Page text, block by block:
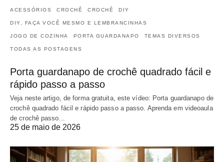
ACESSÓRIOS CROCHÊ CROCHÊ DIY
DIY, FAÇA VOCÊ MESMO E LEMBRANCINHAS
JOGO DE COZINHA PORTA GUARDANAPO TEMAS DIVERSOS
TODAS AS POSTAGENS
Porta guardanapo de crochê quadrado fácil e
rápido passo a passo
Veja neste artigo, de forma gratuita, este vídeo: Porta guardanapo de
crochê quadrado fácil e rápido passo a passo. Aprenda em videoaula
de crochê passo…
25 de maio de 2026